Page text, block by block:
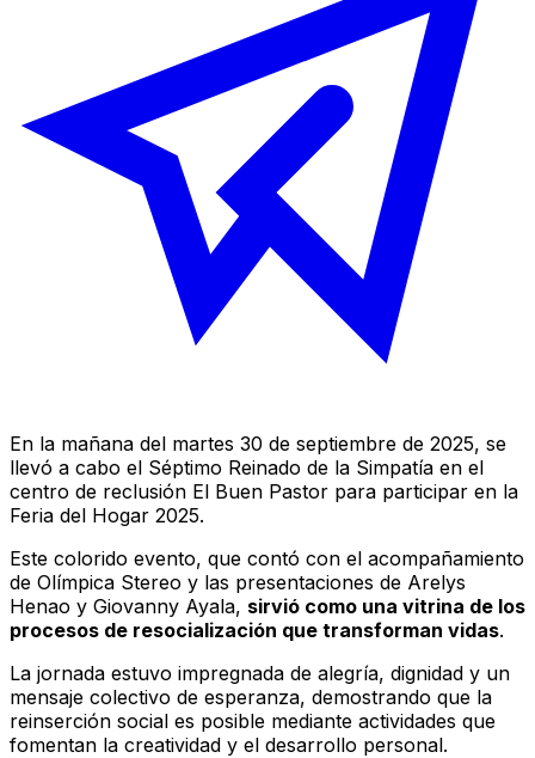
En la mañana del martes 30 de septiembre de 2025, se
llevó a cabo el Séptimo Reinado de la Simpatía en el
centro de reclusión El Buen Pastor para participar en la
Feria del Hogar 2025.
Este colorido evento, que contó con el acompañamiento
de Olímpica Stereo y las presentaciones de Arelys
Henao y Giovanny Ayala, sirvió como una vitrina de los
procesos de resocialización que transforman vidas.
La jornada estuvo impregnada de alegría, dignidad y un
mensaje colectivo de esperanza, demostrando que la
reinserción social es posible mediante actividades que
fomentan la creatividad y el desarrollo personal.